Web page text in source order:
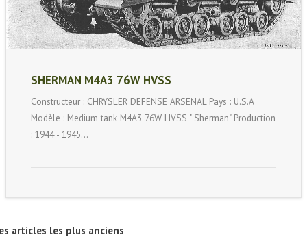
SHERMAN M4A3 76W HVSS
Constructeur : CHRYSLER DEFENSE ARSENAL Pays : U.S.A
Modèle : Medium tank M4A3 76W HVSS " Sherman" Production
: 1944 - 1945…
articles les plus anciens